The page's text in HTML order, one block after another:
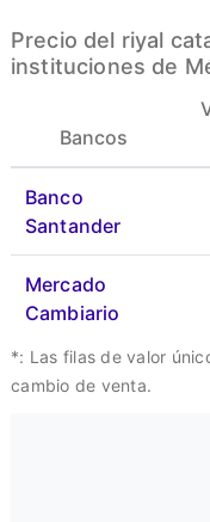
Precio del riyal
instituciones de
Bancos
Banco
Santander
Mercado
Cambiario
*: Las filas de valor
cambio de venta.